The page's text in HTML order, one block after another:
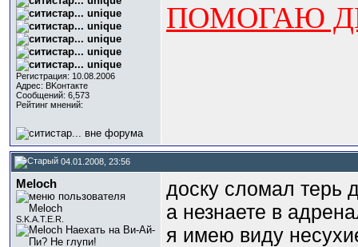
Регистрация: 10.08.2006
Адрес: BKонтактe
Сообщений: 6,573
Рейтинг мнений:
ПОМОГАЮ
04.01.2008, 23:56
Meloch
S.K.A.T.E.R.
доску сломал терь
а незнаете в
я имею виду